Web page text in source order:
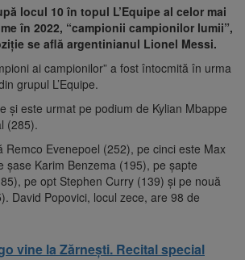
locul 10 în topul L’Equipe al celor mai
în 2022, “campionii campionilor lumii”,
se află argentinianul Lionel Messi.
ai campionilor” a fost întocmită în urma
grupul L’Equipe.
şi este urmat pe podium de Kylian Mbappe
(285).
Remco Evenepoel (252), pe cinci este Max
şase Karim Benzema (195), pe şapte
pe opt Stephen Curry (139) şi pe nouă
David Popovici, locul zece, are 98 de
vine la Zărnești. Recital special